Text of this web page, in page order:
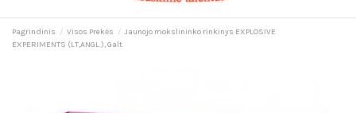
Pagrindinis Visos Prekės
Jaunojo mokslininko rinkinys EXPLOSIVE
EXPERIMENTS (LT,ANGL.), Galt